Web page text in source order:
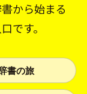
から始まる
です。
書の旅